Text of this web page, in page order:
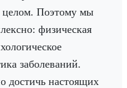
целом. Поэтому мы
физическая
заболеваний.
достичь настоящих